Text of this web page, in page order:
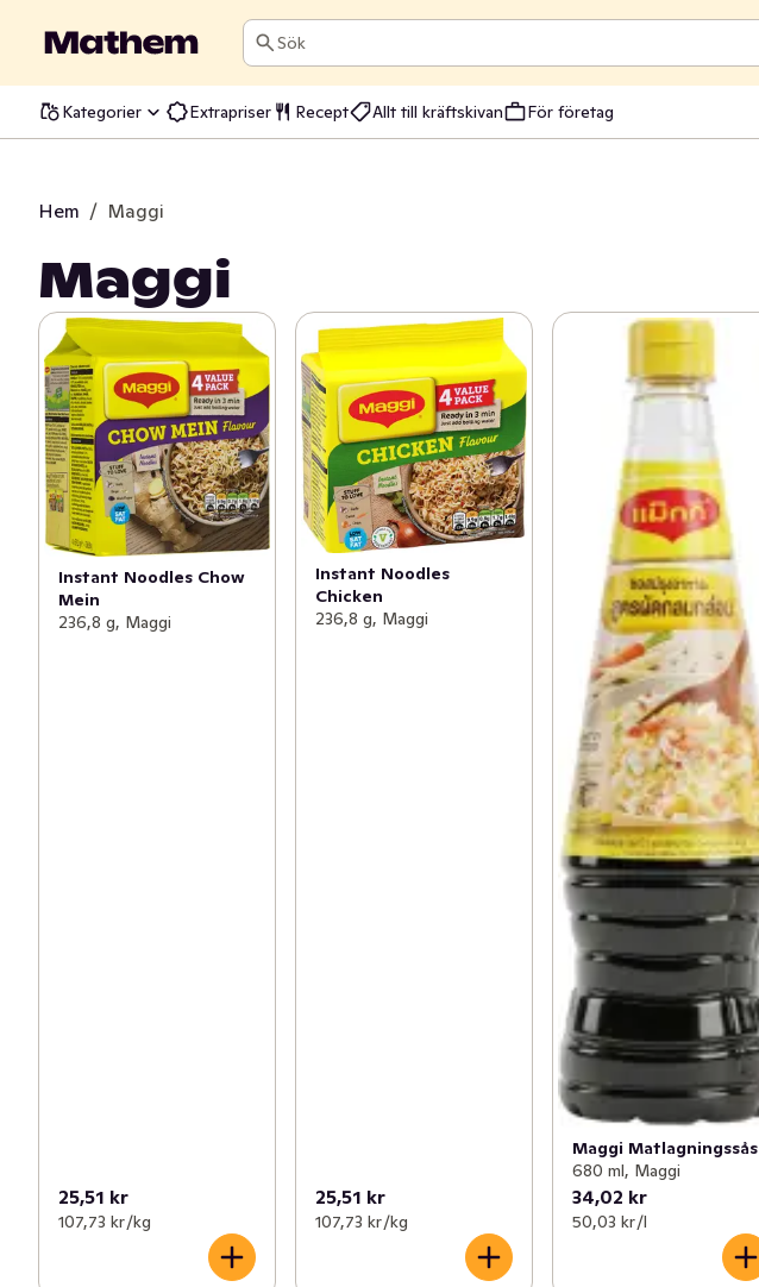
Sök
Kategorier Extrapriser Recept Allt till kräftskivan För företag
Hem / Maggi
Maggi
Instant Noodles Chow
Mein
236,8 g, Maggi
25,51 kr
107,73 kr /kg
Instant Noodles
Chicken
236,8 g, Maggi
25,51 kr
107,73 kr /kg
Maggi Matlagningssås
680 ml, Maggi
34,02 kr
50,03 kr /l